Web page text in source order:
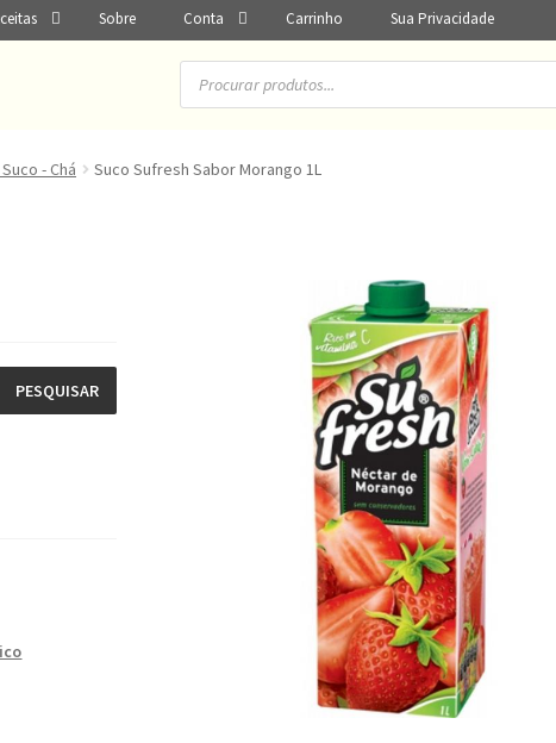
Sobre Conta Carrinho Sua Privacidade
Pesquisar
produtos
- Chá Suco Sufresh Sabor Morango 1L
PESQUISAR